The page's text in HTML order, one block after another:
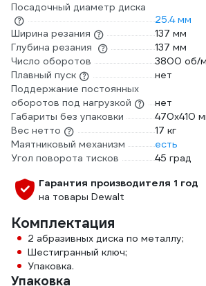
Посадочный диаметр диска
25.4 мм
Ширина резания
137 мм
Глубина резания
137 мм
Число оборотов
3800 об/
Плавный пуск
нет
Поддержание постоянных
оборотов под нагрузкой
нет
Габариты без упаковки
470х410
Вес нетто
17 кг
Маятниковый механизм
есть
Угол поворота тисков
45 град
Гарантия производителя 1 год
на товары Dewalt
Комплектация
2 абразивных диска по металлу;
Шестигранный ключ;
Упаковка.
Упаковка